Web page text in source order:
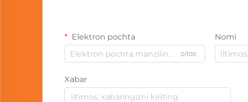
Elektron pochta
0/100
Nomi
Xabar